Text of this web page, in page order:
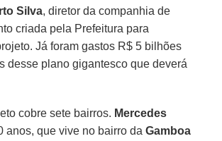
Silva, diretor da companhia de
criada pela Prefeitura para
Já foram gastos R$ 5 bilhões
desse plano gigantesco que deverá
cobre sete bairros. Mercedes
anos, que vive no bairro daGamboa